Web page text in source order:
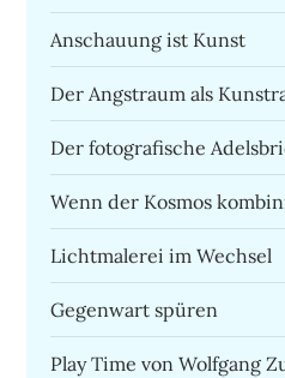
Anschauung ist Kunst
Der Angstraum als
Der fotografische
Wenn der Kosmos
Lichtmalerei im Wechsel
Gegenwart spüren
Play Time von Wolfgang